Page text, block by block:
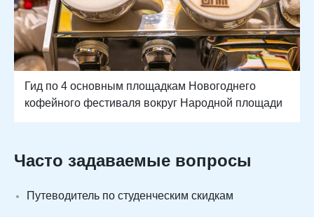
Гид по 4 основным площадкам Новогоднего
кофейного фестиваля вокруг Народной площади
Часто задаваемые вопросы
Путеводитель по студенческим скидкам